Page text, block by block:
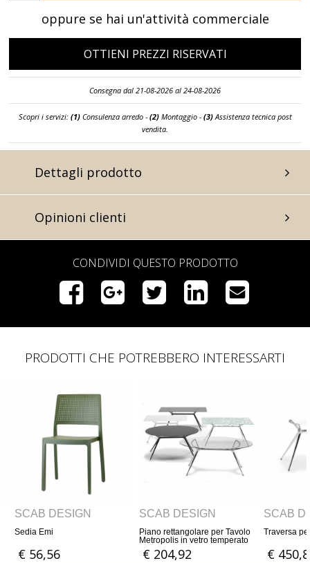
oppure se hai un'attività commerciale
OTTIENI PREZZI RISERVATI
Consegna dal 21-08-2026 al 24-08-2026
Scopri i servizi: (1)Consulenza arredo - (2)Montaggio - (3)Assistenza tecnica post
vendita.
Dettagli prodotto
Opinioni clienti
CONDIVIDI QUESTO PRODOTTO
PRODOTTI CHE POTREBBERO INTERESSARTI
SCAB DESIGN
Piano rettangolare per Tavolo
€ 204,92
SCAB DESIGN
Traversa per Tavolo Metropolis
€ 450,82
SCAB
Sedia
€